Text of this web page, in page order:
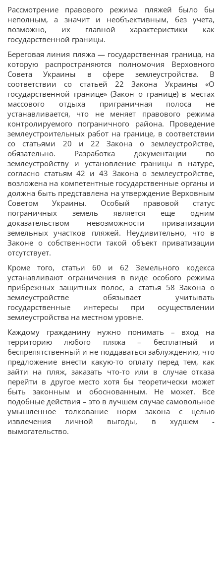
Рассмотрение правового режима пляжей было бы
неполным, а значит и необъективным, без учета,
возможно, их главной характеристики как
государственной границы.
Береговая линия пляжа — государственная граница, на
которую распространяются полномочия Верховного
Совета Украины в сфере землеустройства. В
соответствии со статьей 22 Закона Украины «О
государственной границе» (Закон о границе) в местах
массового отдыха приграничная полоса не
устанавливается, что не меняет правового режима
контролируемого пограничного района. Проведение
землеустроительных работ на границе, в соответствии
со статьями 20 и 22 Закона о землеустройстве,
обязательно. Разработка документации по
землеустройству и установление границы в натуре,
согласно статьям 42 и 43 Закона о землеустройстве,
возложена на компетентные государственные органы и
должна быть представлена на утверждение Верховным
Советом Украины. Особый правовой статус
пограничных земель является еще одним
доказательством невозможности приватизации
земельных участков пляжей. Неудивительно, что в
Законе о собственности такой объект приватизации
отсутствует.
Кроме того, статьи 60 и 62 Земельного кодекса
устанавливают ограничения в виде особого режима
прибрежных защитных полос, а статья 58 Закона о
землеустройстве обязывает учитывать
государственные интересы при осуществлении
землеустройства на местном уровне.
Каждому гражданину нужно понимать – вход на
территорию любого пляжа – бесплатный и
беспрепятственный и не поддаваться заблуждению, что
предложение внести какую-то оплату перед тем, как
зайти на пляж, заказать что-то или в случае отказа
перейти в другое место хотя бы теоретически может
быть законным и обоснованным. Не может. Все
подобные действия – это в лучшем случае самовольное
умышленное толкование норм закона с целью
извлечения личной выгоды, в худшем -
вымогательство.